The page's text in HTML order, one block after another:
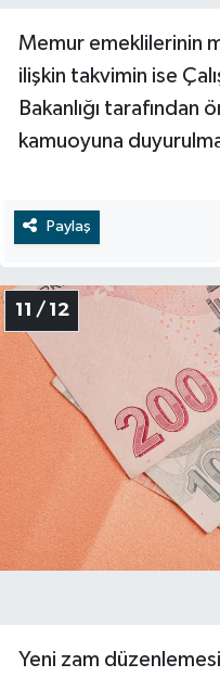
Memur emeklilerinin
ilişkin takvimin ise
Bakanlığı
kamuoyuna
Paylaş
11 / 12
Yeni zam